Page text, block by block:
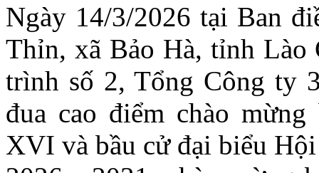
Ngày 14/3/2026 tại Ban
Thỉn, xã Bảo Hà, tỉnh Lào
trình số 2, Tổng Công ty
đua cao điểm chào
XVI và bầu cử đại biểu